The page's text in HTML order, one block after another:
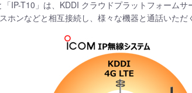
「IP-T10」は、KDDI クラウドプラットフォーム
ホンなどと相互接続し、様々な機器と通話いただ